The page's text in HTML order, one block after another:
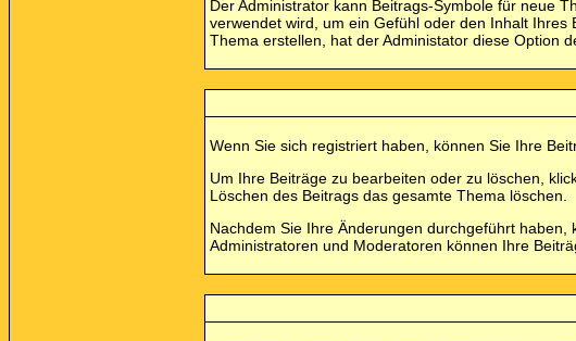
Der Administrator kann Beitrags-Symbole für neue
verwendet wird, um ein Gefühl oder den Inhalt
Thema erstellen, hat der Administator diese Option
Wenn Sie sich registriert haben, können Sie Ihre
Um Ihre Beiträge zu bearbeiten oder zu löschen,
Löschen des Beitrags das gesamte Thema löschen.
Nachdem Sie Ihre Änderungen durchgeführt
Administratoren und Moderatoren können Ihre